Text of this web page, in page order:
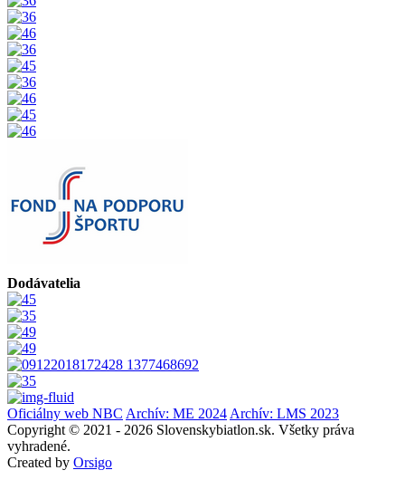
Dodávatelia
Oficiálny web NBC Archív: ME 2024 Archív: LMS 2023
Copyright © 2021 - 2026 Slovenskybiatlon.sk. Všetky práva
vyhradené.
Created by Orsigo